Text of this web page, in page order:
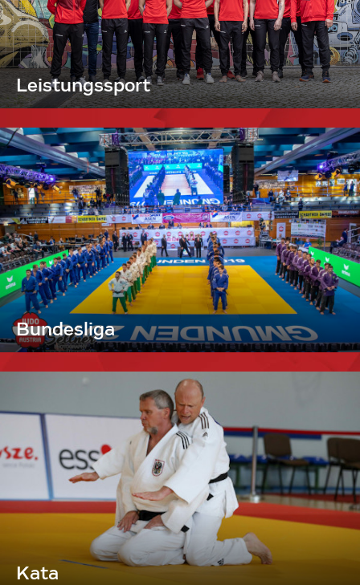
Leistungssport
Bundesliga
Kata